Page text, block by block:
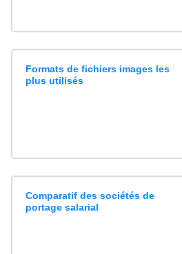
Formats de fichiers images les
plus utilisés
Comparatif des sociétés de
portage salarial